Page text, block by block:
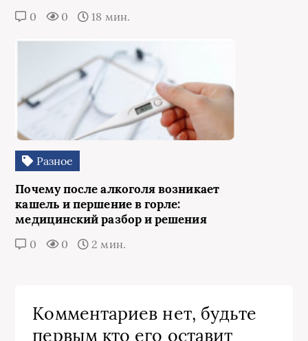
0 0 18 мин.
Разное
Почему после алкоголя возникает
кашель и першение в горле:
медицинский разбор и решения
0 0 2 мин.
Комментариев нет, будьте
первым кто его оставит